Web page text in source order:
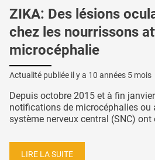
ZIKA: Des lésions
chez les nourrissons
microcéphalie
Actualité publiée il y a 10 années 5 mois
Depuis octobre 2015 et à fin
notifications de microcéphalies ou
système nerveux central (SNC) ont
LIRE LA SUITE